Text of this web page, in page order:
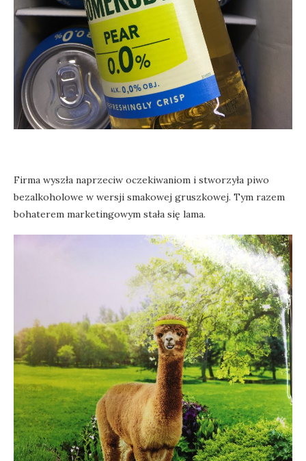
Firma wyszła naprzeciw oczekiwaniom i stworzyła piwo
bezalkoholowe w wersji smakowej gruszkowej. Tym razem
bohaterem marketingowym stała się lama.